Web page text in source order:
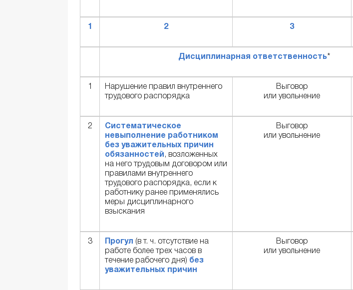
1 2 3
Дисциплинарная ответственность*
Нарушение правил внутреннего
трудового распорядка
Выговор
или увольнение
2
Систематическое
невыполнение работником
без уважительных причин
обязанностей , возложенных
на него трудовым договором или
правилами внутреннего
трудового распорядка, если к
работнику ранее применялись
меры дисциплинарного
взыскания
Выговор
или увольнение
3 Прогул (в т. ч. отсутствие на
работе более трех часов в
течение рабочего дня) без
уважительных причин
Выговор
или увольнение